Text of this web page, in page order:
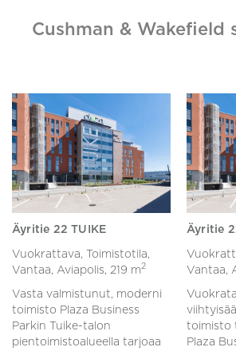
Cushman & Wakefield
Äyritie 22 TUIKE
Vuokrattava, Toimistotila,
Vantaa, Aviapolis, 219 m2
Vasta valmistunut, moderni
toimisto Plaza Business
Parkin Tuike-talon
pientoimistoalueella tarjoaa
Äyritie
Vantaa,
toimisto
Plaza